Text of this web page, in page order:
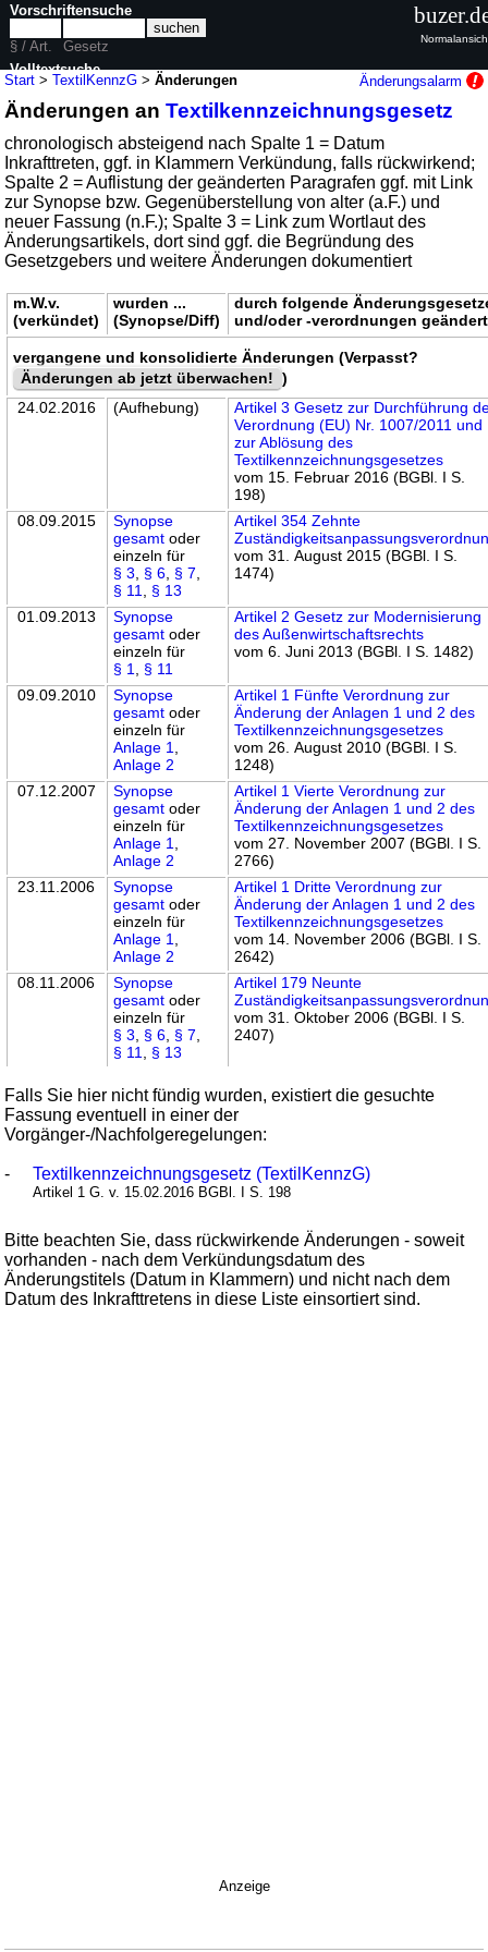
Start >TextilKennzG >Änderungen Änderungsalarm
Änderungen anTextilkennzeichnungsgesetz
chronologisch absteigend nach Spalte 1 = Datum
Inkrafttreten, ggf. in Klammern Verkündung, falls rückwirkend;
Spalte 2 = Auflistung der geänderten Paragrafen ggf. mit Link
zur Synopse bzw. Gegenüberstellung von alter (a.F.) und
neuer Fassung (n.F.); Spalte 3 = Link zum Wortlaut des
Änderungsartikels, dort sind ggf. die Begründung des
Gesetzgebers und weitere Änderungen dokumentiert
m.W.v.
(verkündet)
wurden ...
(Synopse/Diff)
durch folgende
und/oder -verordnungen geändert
vergangene und konsolidierte Änderungen (Verpasst?
Änderungen ab jetzt überwachen! )
24.02.2016
(Aufhebung)
Artikel 3 Gesetz zur Durchführung
Verordnung (EU) Nr. 1007/2011 und
zur Ablösung des
Textilkennzeichnungsgesetzes
vom 15. Februar 2016 (BGBl. I S.
198)
08.09.2015
Synopse
gesamt oder
einzeln für
§ 3
§ 6 § 7
§ 11
§ 13
Artikel 354 Zehnte
vom 31. August 2015 (BGBl. I S.
1474)
01.09.2013
Synopse
gesamt oder
einzeln für
§ 1
§ 11
Artikel 2 Gesetz zur Modernisierung
des Außenwirtschaftsrechts
vom 6. Juni 2013 (BGBl. I S. 1482)
09.09.2010
Synopse
gesamt oder
einzeln für
Anlage 1
Anlage 2
Artikel 1 Fünfte Verordnung zur
Änderung der Anlagen 1 und 2 des
Textilkennzeichnungsgesetzes
vom 26. August 2010 (BGBl. I S.
1248)
07.12.2007
Synopse
gesamt oder
einzeln für
Anlage 1
Anlage 2
Artikel 1 Vierte Verordnung zur
Änderung der Anlagen 1 und 2 des
Textilkennzeichnungsgesetzes
vom 27. November 2007 (BGBl. I S.
2766)
23.11.2006
Synopse
gesamt oder
einzeln für
Anlage 1
Anlage 2
Artikel 1 Dritte Verordnung zur
Änderung der Anlagen 1 und 2 des
Textilkennzeichnungsgesetzes
vom 14. November 2006 (BGBl. I S.
2642)
08.11.2006
Synopse
gesamt oder
einzeln für
§ 3
§ 6 § 7
§ 11
§ 13
Artikel 179 Neunte
vom 31. Oktober 2006 (BGBl. I S.
2407)
Falls Sie hier nicht fündig wurden, existiert die gesuchte
Fassung eventuell in einer der
Vorgänger-/Nachfolgeregelungen:
- Textilkennzeichnungsgesetz (TextilKennzG)
Artikel 1 G. v. 15.02.2016 BGBl. I S. 198
Bitte beachten Sie, dass rückwirkende Änderungen - soweit
vorhanden - nach dem Verkündungsdatum des
Änderungstitels (Datum in Klammern) und nicht nach dem
Datum des Inkrafttretens in diese Liste einsortiert sind.
Vorschriftensuche
§ / Art.
Gesetz
Volltextsuche
nur in TextilKennzG
Anzeige